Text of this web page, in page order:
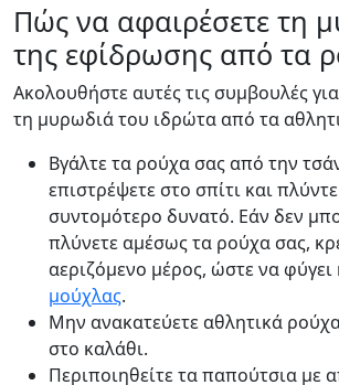
Πώς να αφαιρέσετε τη
της εφίδρωσης από τα
Ακολουθήστε αυτές τις συμβουλές
τη μυρωδιά του ιδρώτα από τα
Βγάλτε τα ρούχα σας από την
επιστρέψετε στο σπίτι και
συντομότερο δυνατό. Εάν δεν
πλύνετε αμέσως τα ρούχα σας,
αεριζόμενο μέρος, ώστε να φύγει
μούχλας.
Μην ανακατεύετε αθλητικά
στο καλάθι.
Περιποιηθείτε τα παπούτσια με